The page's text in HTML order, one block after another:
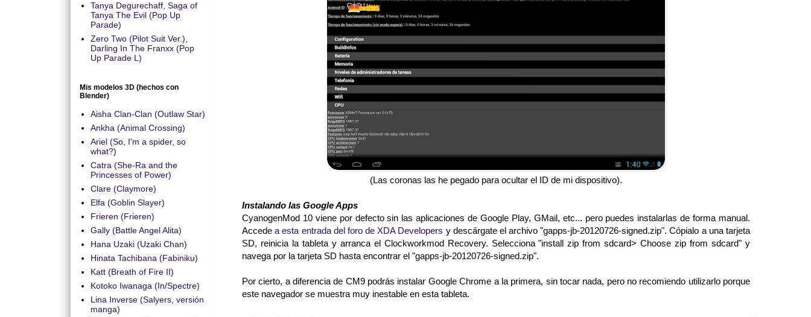
(Las coronas las he pegado para ocultar el ID de mi dispositivo).
Instalando las Google Apps
CyanogenMod 10 viene por defecto sin las aplicaciones de Google Play, GMail, etc... pero puedes instalarlas de forma manual.
Accedea esta entrada del foro de XDA Developers y descárgate el archivo "gapps-jb-20120726-signed.zip". Cópialo a una tarjeta
SD, reinicia la tableta y arranca el Clockworkmod Recovery. Selecciona "install zip from sdcard> Choose zip from sdcard" y
navega por la tarjeta SD hasta encontrar el "gapps-jb-20120726-signed.zip".
Por cierto, a diferencia de CM9 podrás instalar Google Chrome a la primera, sin tocar nada, pero no recomiendo utilizarlo porque
este navegador se muestra muy inestable en esta tableta.
Tanya Degurechaff, Saga of
Tanya The Evil (Pop Up
Parade)
Zero Two (Pilot Suit Ver.),
Darling In The Franxx (Pop
Up Parade L)
Mis modelos 3D (hechos con
Blender)
Aisha Clan-Clan (Outlaw Star)
Ankha (Animal Crossing)
Ariel (So, I'm a spider, so
what?)
Catra (She-Ra and the
Princesses of Power)
Clare (Claymore)
Elfa (Goblin Slayer)
Frieren (Frieren)
Gally (Battle Angel Alita)
Hana Uzaki (Uzaki Chan)
Hinata Tachibana (Fabiniku)
Katt (Breath of Fire II)
Kotoko Iwanaga (In/Spectre)
Lina Inverse (Salyers, versión
manga)